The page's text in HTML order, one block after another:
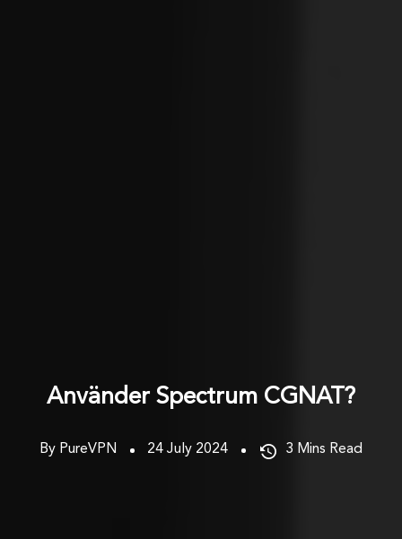
Använder Spectrum CGNAT?
By PureVPN 24 July 2024 3 Mins Read